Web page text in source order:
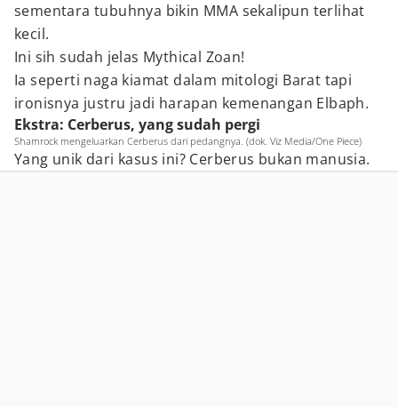
sementara tubuhnya bikin MMA sekalipun terlihat
kecil.
Ini sih sudah jelas Mythical Zoan!
Ia seperti naga kiamat dalam mitologi Barat tapi
ironisnya justru jadi harapan kemenangan Elbaph.
Ekstra: Cerberus, yang sudah pergi
Shamrock mengeluarkan Cerberus dari pedangnya. (dok. Viz Media/One Piece)
Yang unik dari kasus ini? Cerberus bukan manusia.